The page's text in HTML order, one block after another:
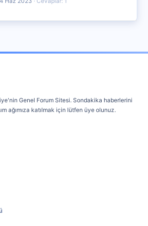
Genel Forum Sitesi. Sondakika haberlerini
ağımıza katılmak için lütfen üye olunuz.